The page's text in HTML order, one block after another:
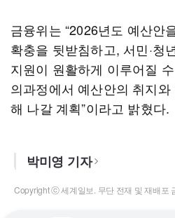
금융위는 “2026년도 예산안
확충을 뒷받침하고, 서민·청
지원이 원활하게 이루어질
의과정에서 예산안의 취지
해 나갈 계획”이라고 밝혔다.
박미영 기자
Copyright ⓒ 세계일보. 무단 전재 및 재배포